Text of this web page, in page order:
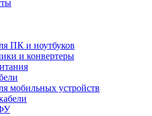
ПК и ноутбуков
и конвертеры
мобильных устройств